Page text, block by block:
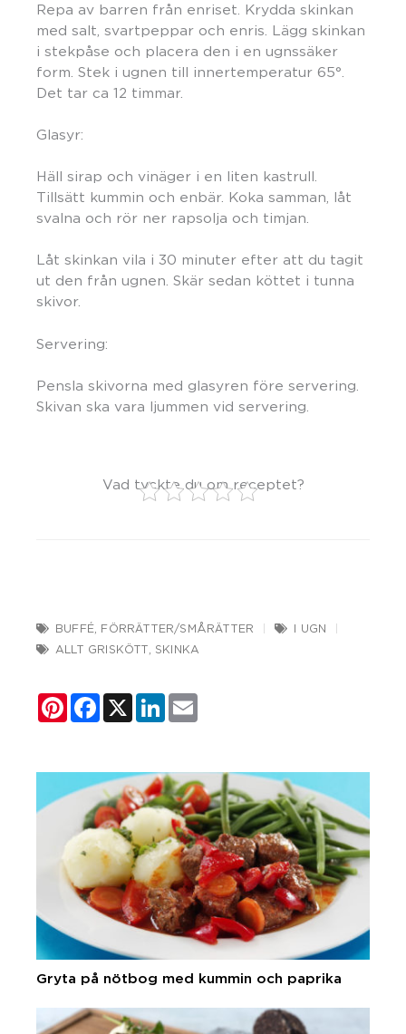
Repa av barren från enriset. Krydda skinkan
med salt, svartpeppar och enris. Lägg skinkan
i stekpåse och placera den i en ugnssäker
form. Stek i ugnen till innertemperatur 65°.
Det tar ca 12 timmar.
Glasyr:
Häll sirap och vinäger i en liten kastrull.
Tillsätt kummin och enbär. Koka samman, låt
svalna och rör ner rapsolja och timjan.
Låt skinkan vila i 30 minuter efter att du tagit
ut den från ugnen. Skär sedan köttet i tunna
skivor.
Servering:
Pensla skivorna med glasyren före servering.
Skivan ska vara ljummen vid servering.
Vad tyckte du om receptet?
BUFFÉ FÖRRÄTTER/SMÅRÄTTER
I UGN
ALLT GRISKÖTT
SKINKA
PinterestFacebook
X LinkedIn
Gryta på nötbog med kummin och paprika